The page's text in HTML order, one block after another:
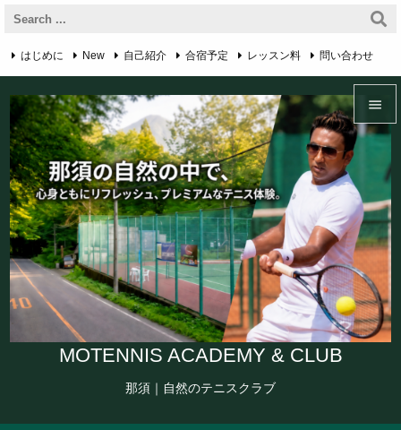
MOTENNIS ACADEMY & CLUB
那須｜自然のテニスクラブ



Sidebar

Prev

Next

Search
はじめに New 自己紹介 合宿予定 レッスン料 問い合わせ
アクセス・マップ プライバシーポリシー English Page RSS
Feedly